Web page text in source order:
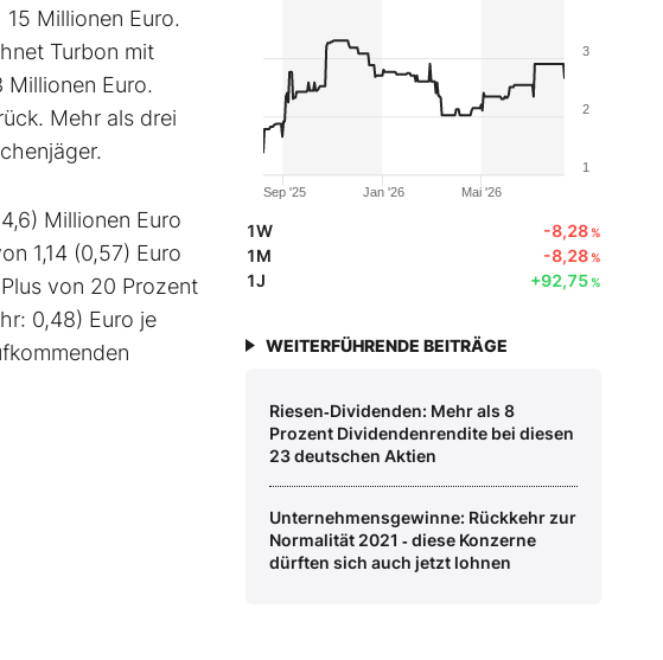
Millionen Euro.
Turbon mit
Euro.
Mehr als drei
Millionen Euro
1,14 (0,57) Euro
von 20 Prozent
0,48) Euro je
Jan '26
Sep '25 Mai '26
1
2
3
1W -8,28%
1M -8,28%
1J +92,75%
WEITERFÜHRENDE BEITRÄGE
Riesen‑Dividenden: Mehr als 8
Prozent Dividendenrendite bei diesen
23 deutschen Aktien
Unternehmensgewinne: Rückkehr zur
Normalität 2021 ‑ diese Konzerne
dürften sich auch jetzt lohnen